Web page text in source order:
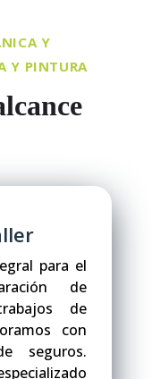
Y
Y PINTURA
para el
de
de
con
seguros.